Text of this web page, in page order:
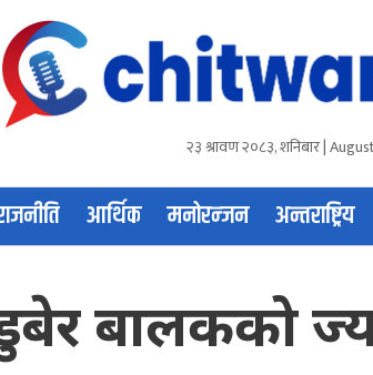
२३ श्रावण २०८३, शनिबार |
आर्थिक मनोरन्जन अन्तराष्ट्रिय
डुबेर बालकको